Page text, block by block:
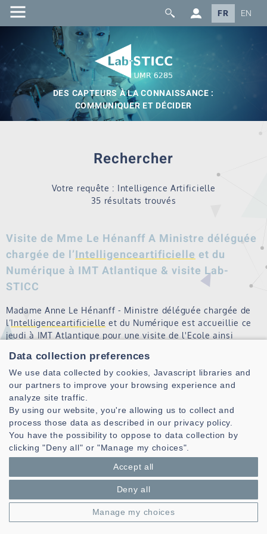
FR EN
DES CAPTEURS À LA CONNAISSANCE :
COMMUNIQUER ET DÉCIDER
Rechercher
Votre requête : Intelligence Artificielle
35 résultats trouvés
Visite de Mme Le Hénanff A Ministre déléguée
chargée de l’Intelligenceartificielle et du
Numérique à IMT Atlantique & visite Lab-
STICC
Madame Anne Le Hénanff - Ministre déléguée chargée de
l’Intelligenceartificielle et du Numérique est accueillie ce
jeudi à IMT Atlantique pour une visite de l'Ecole ainsi
numérique. Au cours de…
Lire la suite
GREIGE Marc
Lire la suite
Journée Techno conférence Défense
Augmentée : IA, Cyber & Réseaux en première
ligne, le Lab-STICC sera présent
Data collection preferences
We use data collected by cookies, Javascript libraries and
our partners to improve your browsing experience and
analyze site traffic.
By using our website, you're allowing us to collect and
process those data as described in our privacy policy.
You have the possibility to oppose to data collection by
clicking "Deny all" or "Manage my choices".
Accept all
Deny all
Manage my choices